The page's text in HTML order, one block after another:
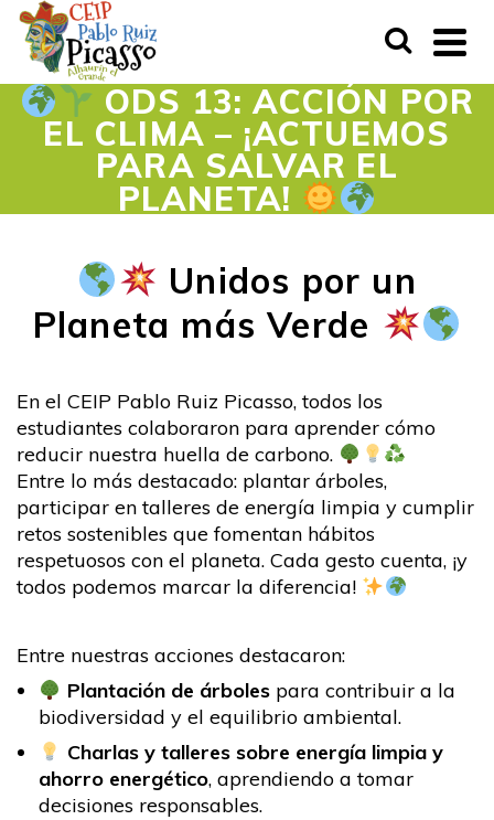
ODS 13: ACCIÓN POR
EL CLIMA – ¡ACTUEMOS
PARA SALVAR EL
PLANETA!
Unidos por un
Planeta más Verde
En el CEIP Pablo Ruiz Picasso, todos los
estudiantes colaboraron para aprender cómo
reducir nuestra huella de carbono.
Entre lo más destacado: plantar árboles,
participar en talleres de energía limpia y cumplir
retos sostenibles que fomentan hábitos
respetuosos con el planeta. Cada gesto cuenta, ¡y
todos podemos marcar la diferencia!
Entre nuestras acciones destacaron:
Plantación de árbolespara contribuir a la
biodiversidad y el equilibrio ambiental.
Charlas y talleres sobre energía limpia y
ahorro energético, aprendiendo a tomar
decisiones responsables.